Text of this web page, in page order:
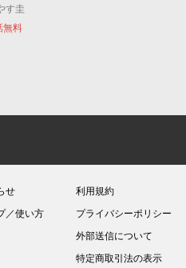
す圭
無料
せ
／使い方
利用規約
プライバシーポリシー
外部送信について
特定商取引法の表示